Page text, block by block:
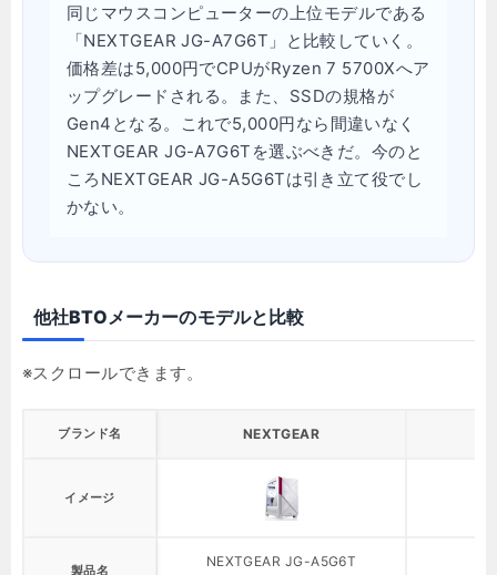
同じマウスコンピューターの上位モデルである
「NEXTGEAR JG-A7G6T」と比較していく。
価格差は5,000円でCPUがRyzen 7 5700Xへア
ップグレードされる。また、SSDの規格が
Gen4となる。これで5,000円なら間違いなく
NEXTGEAR JG-A7G6Tを選ぶべきだ。今のと
ころNEXTGEAR JG-A5G6Tは引き立て役でし
かない。
他社BTOメーカーのモデルと比較
ブランド名 NEXTGEAR
イメージ
製品名
NEXTGEAR JG-A5G6T